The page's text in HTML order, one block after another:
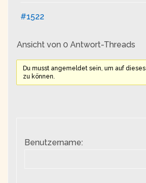
#1522
Ansicht von 0 Antwort-Threads
Du musst angemeldet sein, um auf
zu können.
Benutzername: